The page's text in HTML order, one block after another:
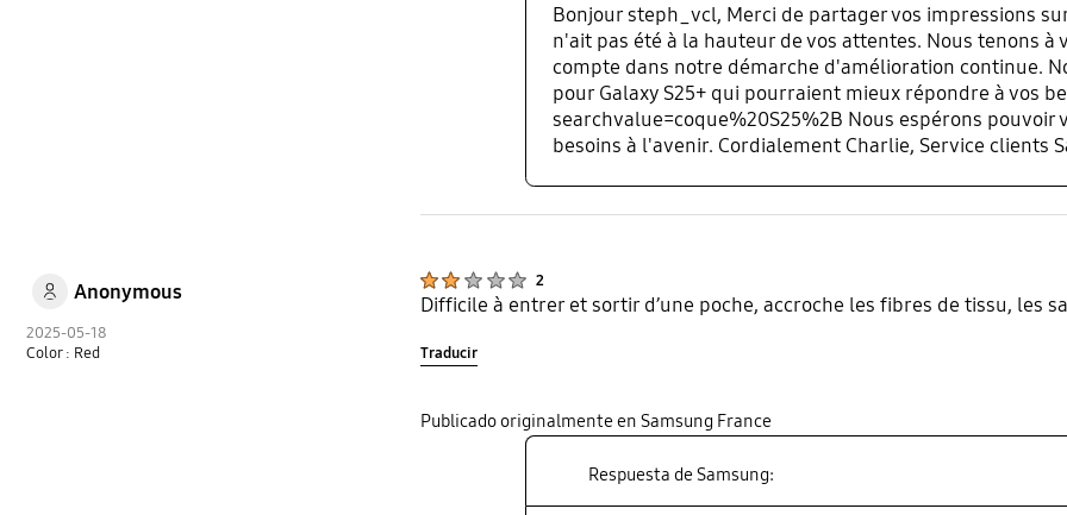
Bonjour steph_vcl, Merci de partager vos impressions
n'ait pas été à la hauteur de vos attentes. Nous tenons
compte dans notre démarche d'amélioration continue.
pour Galaxy S25+ qui pourraient mieux répondre à vos
searchvalue=coque%20S25%2B Nous espérons
besoins à l'avenir. Cordialement Charlie, Service clients
Anonymous
2025-05-18
Color : Red
2
Difficile à entrer et sortir d’une poche, accroche les fibres de tissu, les
Traducir
Publicado originalmente en Samsung France
Respuesta de Samsung: